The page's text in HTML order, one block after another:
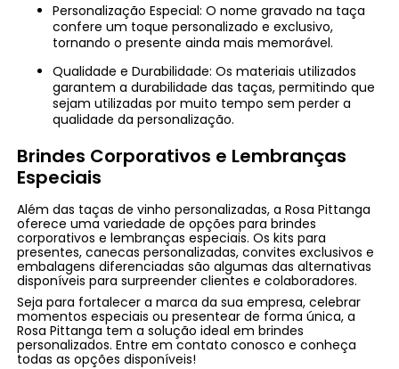
Personalização Especial: O nome gravado na taça
confere um toque personalizado e exclusivo,
tornando o presente ainda mais memorável.
Qualidade e Durabilidade: Os materiais utilizados
garantem a durabilidade das taças, permitindo que
sejam utilizadas por muito tempo sem perder a
qualidade da personalização.
Brindes Corporativos e Lembranças
Especiais
Além das taças de vinho personalizadas, a Rosa Pittanga
oferece uma variedade de opções para brindes
corporativos e lembranças especiais. Os kits para
presentes, canecas personalizadas, convites exclusivos e
embalagens diferenciadas são algumas das alternativas
disponíveis para surpreender clientes e colaboradores.
Seja para fortalecer a marca da sua empresa, celebrar
momentos especiais ou presentear de forma única, a
Rosa Pittanga tem a solução ideal em brindes
personalizados. Entre em contato conosco e conheça
todas as opções disponíveis!